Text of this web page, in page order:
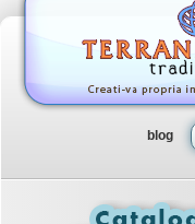
blog